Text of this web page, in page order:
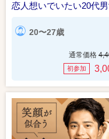
恋人想いでいたい20代男
20〜27歳
通常価格
初参加